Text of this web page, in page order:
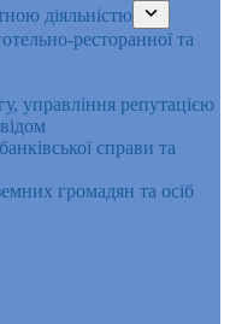
діяльністю
ресторанної та
управління репутацією
справи та
громадян та осіб